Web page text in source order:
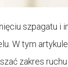
szpagatu i
W tym
zakres